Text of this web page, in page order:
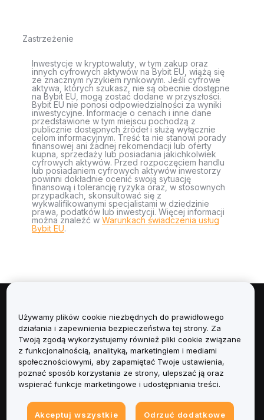
Zastrzeżenie
Inwestycje w kryptowaluty, w tym zakup oraz
innych cyfrowych aktywów na Bybit EU, wiążą się
ze znacznym ryzykiem rynkowym. Jeśli cyfrowe
aktywa, których szukasz, nie są obecnie dostępne
na Bybit EU, mogą zostać dodane w przyszłości.
Bybit EU nie ponosi odpowiedzialności za wyniki
inwestycyjne. Informacje o cenach i inne dane
przedstawione w tym miejscu pochodzą z
publicznie dostępnych źródeł i służą wyłącznie
celom informacyjnym. Treść ta nie stanowi porady
finansowej ani żadnej rekomendacji lub oferty
kupna, sprzedaży lub posiadania jakichkolwiek
cyfrowych aktywów. Przed rozpoczęciem handlu
lub posiadaniem cyfrowych aktywów inwestorzy
powinni dokładnie ocenić swoją sytuację
finansową i tolerancję ryzyka oraz, w stosownych
przypadkach, skonsultować się z
wykwalifikowanymi specjalistami w dziedzinie
prawa, podatków lub inwestycji. Więcej informacji
można znaleźć w Warunkach świadczenia usług
Bybit EU.
Informacje
Usługi
Obsługa Klienta
Używamy plików cookie niezbędnych do prawidłowego
działania i zapewnienia bezpieczeństwa tej strony. Za
Twoją zgodą wykorzystujemy również pliki cookie związane
z funkcjonalnością, analityką, marketingiem i mediami
społecznościowymi, aby zapamiętać Twoje ustawienia,
poznać sposób korzystania ze strony, ulepszać ją oraz
wspierać funkcje marketingowe i udostępniania treści.
Akceptuj wszystkie Odrzuć dodatkowe